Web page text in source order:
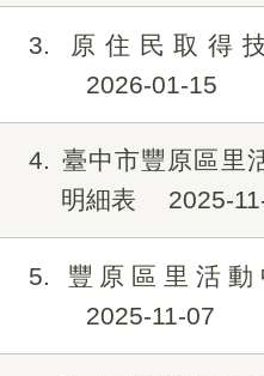
3
原住民取得
2026-01-15
4
臺中市豐原區里
明細表
2025-
5
豐原區里活
2025-11-07